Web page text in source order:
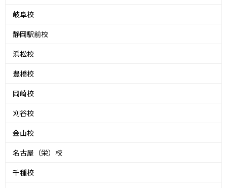
岐阜校
静岡駅前校
浜松校
豊橋校
岡崎校
刈谷校
金山校
名古屋（栄）校
千種校